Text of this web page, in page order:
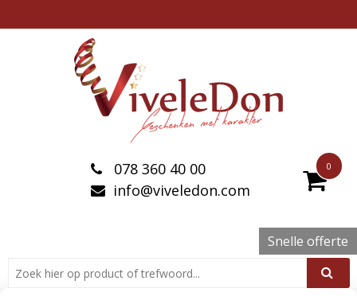
0
078 360 40 00
info@viveledon.com
Snelle offerte